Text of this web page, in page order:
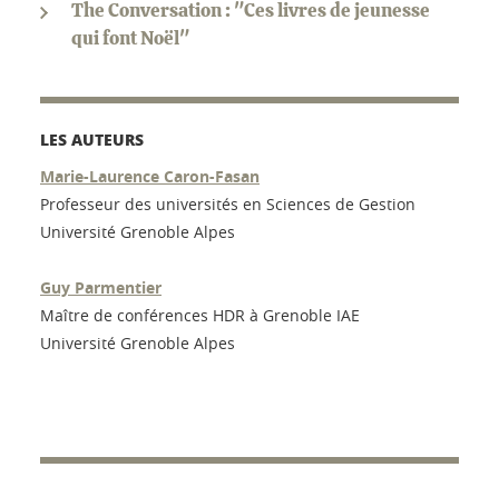
The Conversation : "Ces livres de jeunesse
qui font Noël"
LES AUTEURS
Marie-Laurence Caron-Fasan
Professeur des universités en Sciences de Gestion
Université Grenoble Alpes
Guy Parmentier
Maître de conférences HDR à Grenoble IAE
Université Grenoble Alpes